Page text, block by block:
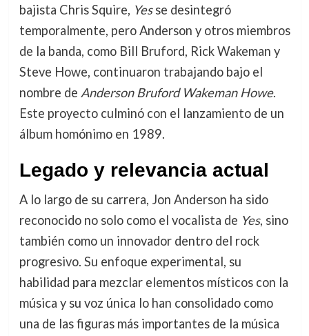
bajista Chris Squire, Yesse desintegró
temporalmente, pero Anderson y otros miembros
de la banda, como Bill Bruford, Rick Wakeman y
Steve Howe, continuaron trabajando bajo el
nombre de Anderson Bruford Wakeman Howe.
Este proyecto culminó con el lanzamiento de un
álbum homónimo en 1989.
Legado y relevancia actual
A lo largo de su carrera, Jon Anderson ha sido
reconocido no solo como el vocalista de Yes, sino
también como un innovador dentro del rock
progresivo. Su enfoque experimental, su
habilidad para mezclar elementos místicos con la
música y su voz única lo han consolidado como
una de las figuras más importantes de la música